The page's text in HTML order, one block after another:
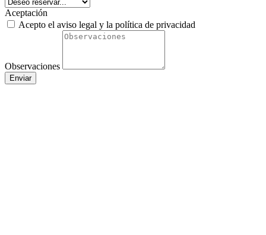
Aceptación
Acepto el aviso legal y la política de privacidad
Observaciones
Enviar